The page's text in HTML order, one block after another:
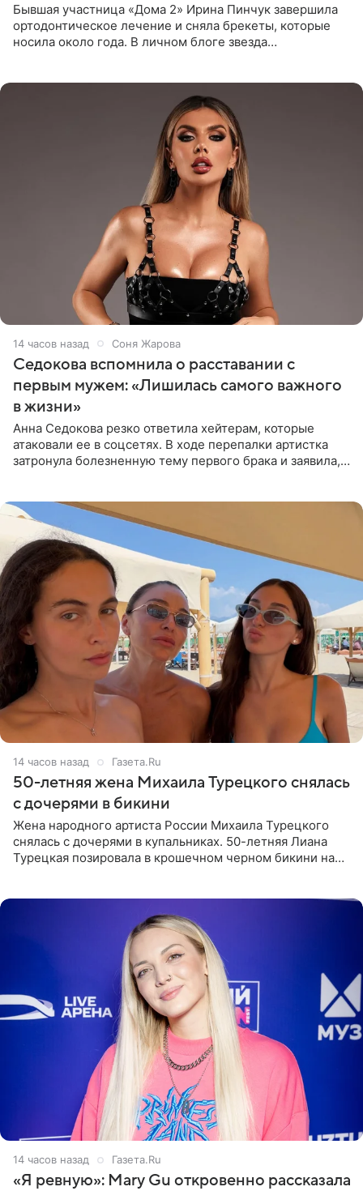
Бывшая участница «Дома 2» Ирина Пинчук завершила
ортодонтическое лечение и сняла брекеты, которые
носила около года. В личном блоге звезда
14 часов назад Соня Жарова
Седокова вспомнила о расставании с
первым мужем: «Лишилась самого важного
в жизни»
Анна Седокова резко ответила хейтерам, которые
атаковали ее в соцсетях. В ходе перепалки артистка
затронула болезненную тему первого брака и заявила,
14 часов назад Газета.Ru
50-летняя жена Михаила Турецкого снялась
с дочерями в бикини
Жена народного артиста России Михаила Турецкого
снялась с дочерями в купальниках. 50-летняя Лиана
Турецкая позировала в крошечном черном бикини на
14 часов назад Газета.Ru
«Я ревную»: Mary Gu откровенно рассказала